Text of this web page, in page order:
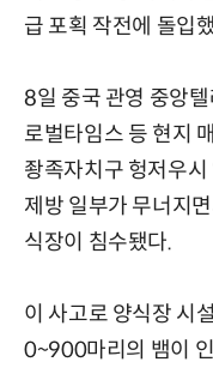
급 포획 작전에 돌입
8일 중국 관영 중앙
로벌타임스 등 현지
좡족자치구 헝저우
제방 일부가 무너지
식장이 침수됐다.
이 사고로 양식장 시
0~900마리의 뱀이